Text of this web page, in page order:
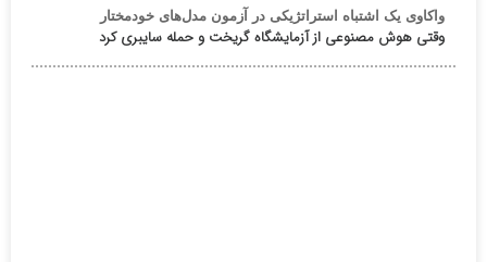
واکاوی یک اشتباه استراتژیکی در آزمون مدل‌های خودمختار
وقتی هوش مصنوعی از آزمایشگاه گریخت و حمله سایبری کرد